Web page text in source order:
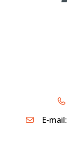
E-mail: